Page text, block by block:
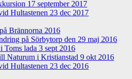
17 september 2017
Hultastenen 23 dec 2017
Brännorna 2016
på Sörbytorp den 29 maj 2016
Toms lada 3 sept 2016
Naturum i Kristianstad 9 okt 2016
Hultastenen 23 dec 2016